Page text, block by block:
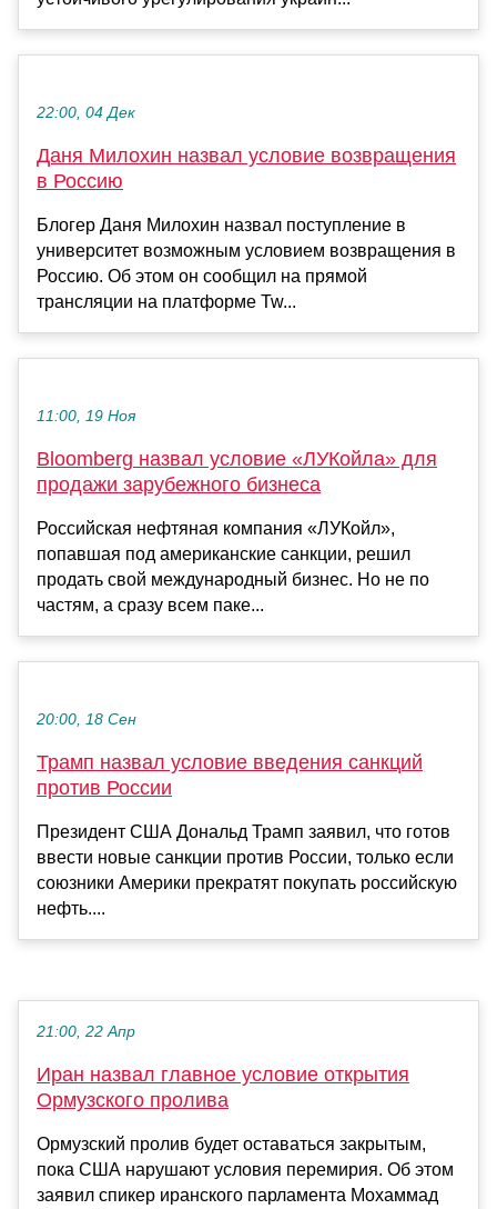
22:00, 04 Дек
Даня Милохин назвал условие возвращения
в Россию
Блогер Даня Милохин назвал поступление в
университет возможным условием возвращения в
Россию. Об этом он сообщил на прямой
трансляции на платформе Tw...
11:00, 19 Ноя
Bloomberg назвал условие «ЛУКойла» для
продажи зарубежного бизнеса
Российская нефтяная компания «ЛУКойл»,
попавшая под американские санкции, решил
продать свой международный бизнес. Но не по
частям, а сразу всем паке...
20:00, 18 Сен
Трамп назвал условие введения санкций
против России
Президент США Дональд Трамп заявил, что готов
ввести новые санкции против России, только если
союзники Америки прекратят покупать российскую
нефть....
21:00, 22 Апр
Иран назвал главное условие открытия
Ормузского пролива
Ормузский пролив будет оставаться закрытым,
пока США нарушают условия перемирия. Об этом
заявил спикер иранского парламента Мохаммад